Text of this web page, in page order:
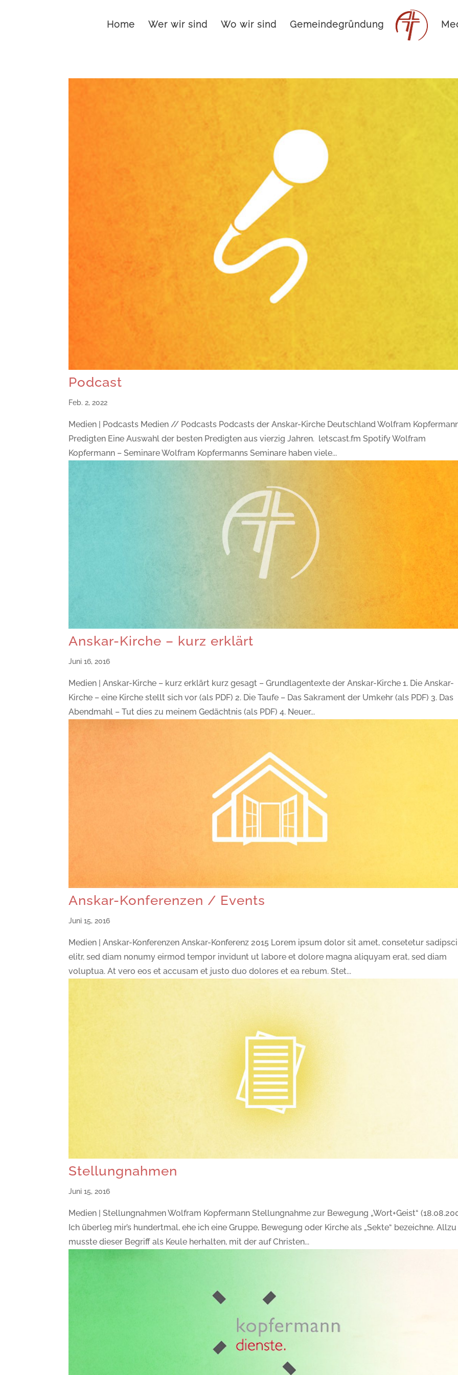
Home Wer wir sind Wo wir sind Gemeindegründung
Podcast
Feb. 2, 2022
Medien | Podcasts Medien // Podcasts Podcasts der Anskar-Kirche Deutschland Wolfram
Predigten Eine Auswahl der besten Predigten aus vierzig Jahren. letscast.fm Spotify Wolfram
Kopfermann – Seminare Wolfram Kopfermanns Seminare haben viele...
Anskar-Kirche – kurz erklärt
Juni 16, 2016
Medien | Anskar-Kirche – kurz erklärt kurz gesagt – Grundlagentexte der Anskar-Kirche 1. Die Anskar-
Kirche – eine Kirche stellt sich vor (als PDF) 2. Die Taufe – Das Sakrament der Umkehr (als PDF) 3. Das
Abendmahl – Tut dies zu meinem Gedächtnis (als PDF) 4. Neuer...
Anskar-Konferenzen / Events
Juni 15, 2016
Medien | Anskar-Konferenzen Anskar-Konferenz 2015 Lorem ipsum dolor sit amet, consetetur
elitr, sed diam nonumy eirmod tempor invidunt ut labore et dolore magna aliquyam erat, sed diam
voluptua. At vero eos et accusam et justo duo dolores et ea rebum. Stet...
Stellungnahmen
Juni 15, 2016
Medien | Stellungnahmen Wolfram Kopfermann Stellungnahme zur Bewegung „Wort+Geist“
Ich überleg mir’s hundertmal, ehe ich eine Gruppe, Bewegung oder Kirche als „Sekte“ bezeichne.
musste dieser Begriff als Keule herhalten, mit der auf Christen...